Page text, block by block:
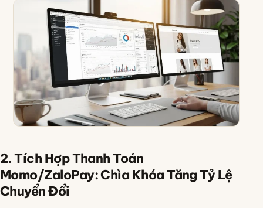
2. Tích Hợp Thanh Toán
Momo/ZaloPay: Chìa Khóa Tăng Tỷ Lệ
Chuyển Đổi